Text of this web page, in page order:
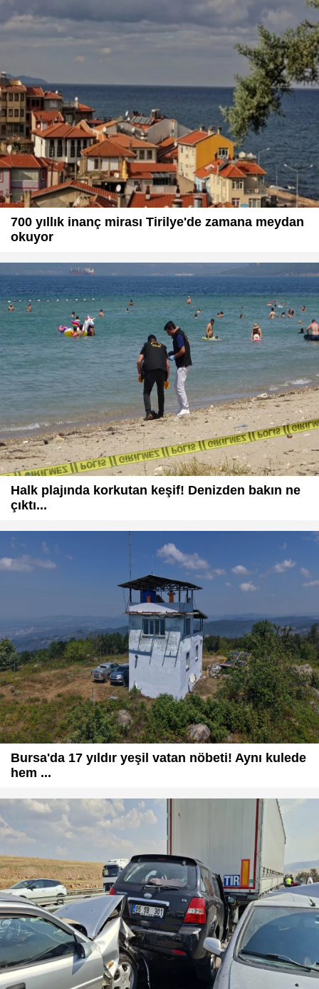
700 yıllık inanç mirası Tirilye'de zamana meydan
okuyor
Halk plajında korkutan keşif! Denizden bakın ne
çıktı...
Bursa'da 17 yıldır yeşil vatan nöbeti! Aynı kulede
hem ...